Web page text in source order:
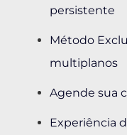
persistente
Método
multiplanos
Agende sua
Experiência